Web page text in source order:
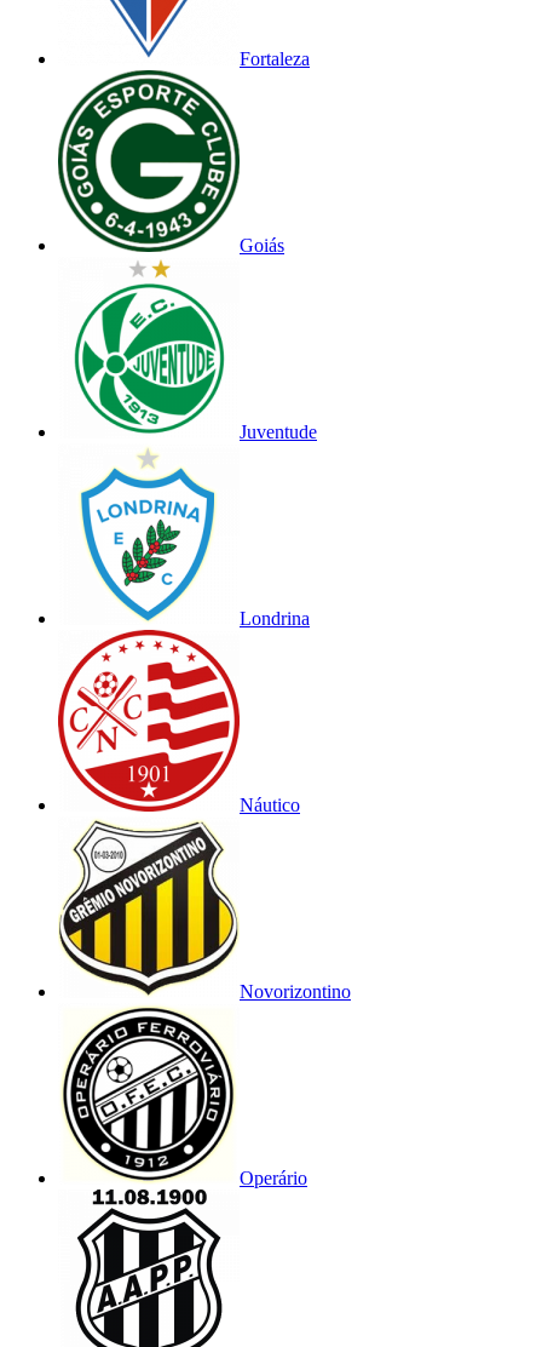
Fortaleza
Goiás
Juventude
Londrina
Náutico
Novorizontino
Operário